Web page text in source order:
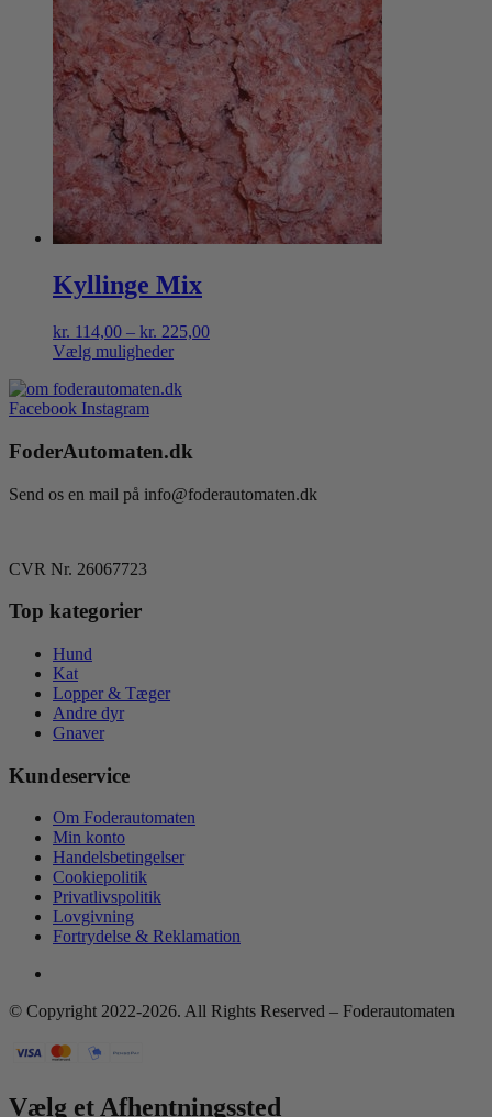
Kyllinge Mix
kr. 114,00 – kr. 225,00Prisinterval:
Vælg muligheder
vare
har
varianter.
kan
Facebook Instagram
FoderAutomaten.dk
Send os en mail på info@foderautomaten.dk
CVR Nr. 26067723
Top kategorier
Hund
Kat
Lopper & Tæger
Andre dyr
Gnaver
Kundeservice
Om Foderautomaten
Min konto
Handelsbetingelser
Cookiepolitik
Privatlivspolitik
Lovgivning
Fortrydelse & Reklamation
© Copyright 2022-2026. All Rights Reserved – Foderautomaten
Vælg et Afhentningssted